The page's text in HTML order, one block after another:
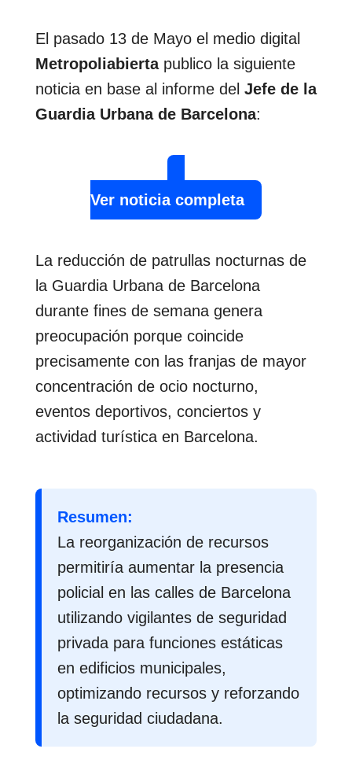
El pasado 13 de Mayo el medio digital
Metropoliabiertapublico la siguiente
noticia en base al informe del Jefe de la
Guardia Urbana de Barcelona:
Ver noticia completa
La reducción de patrullas nocturnas de
la Guardia Urbana de Barcelona
durante fines de semana genera
preocupación porque coincide
precisamente con las franjas de mayor
concentración de ocio nocturno,
eventos deportivos, conciertos y
actividad turística en Barcelona.
Resumen:
La reorganización de recursos
permitiría aumentar la presencia
policial en las calles de Barcelona
utilizando vigilantes de seguridad
privada para funciones estáticas
en edificios municipales,
optimizando recursos y reforzando
la seguridad ciudadana.